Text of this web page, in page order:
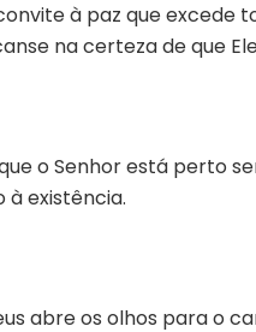
à paz que excede
na certeza de que
o Senhor está perto
existência.
abre os olhos para o